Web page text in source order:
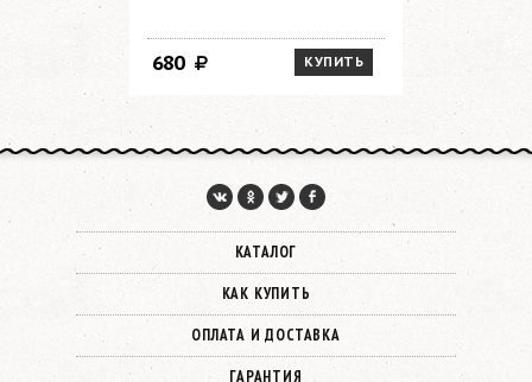
КУПИТЬ
680
КАТАЛОГ
КАК КУПИТЬ
ОПЛАТА И ДОСТАВКА
ГАРАНТИЯ